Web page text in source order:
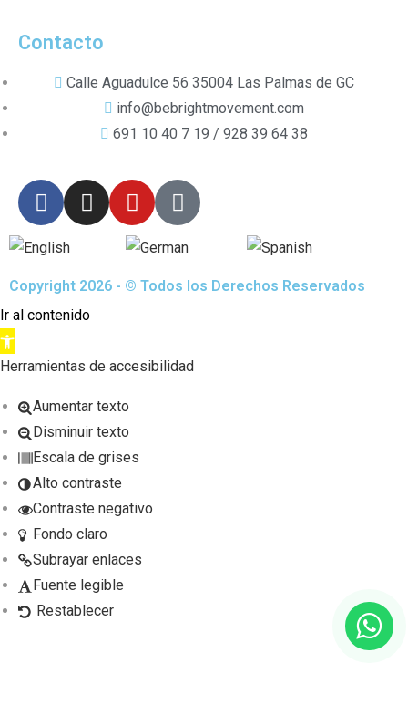
Contacto
Calle Aguadulce 56 35004 Las Palmas de GC
info@bebrightmovement.com
691 10 40 7 19 / 928 39 64 38
Copyright 2026 - © Todos los Derechos Reservados
Ir al contenido
A
b
Herramientas de accesibilidad
Aumentar texto
Disminuir texto
Escala de grises
Alto contraste
Contraste negativo
Fondo claro
Subrayar enlaces
Fuente legible
Restablecer